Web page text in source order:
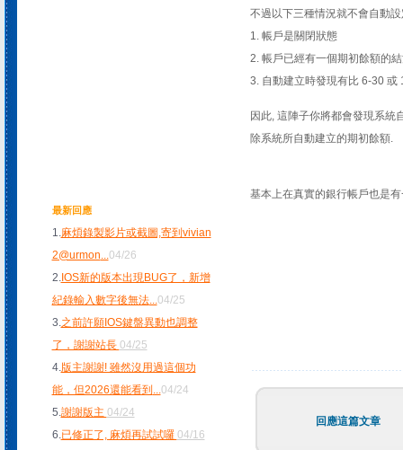
最新回應
1.麻煩錄製影片或截圖,寄到vivian
2@urmon...04/26
2.IOS新的版本出現BUG了，新增
紀錄輸入數字後無法...04/25
3.之前許願IOS鍵盤異動也調整
了，謝謝站長 04/25
4.版主謝謝! 雖然沒用過這個功
能，但2026還能看到 ...04/24
5.謝謝版主 04/24
6.已修正了, 麻煩再試試囉 04/16
不過以下三種情況就不會自動設
1. 帳戶是關閉狀態
2. 帳戶已經有一個期初餘額的
3. 自動建立時發現有比 6-30 或
因此, 這陣子你將都會發現系統
除系統所自動建立的期初餘額.
基本上在真實的銀行帳戶也是
回應這篇文章